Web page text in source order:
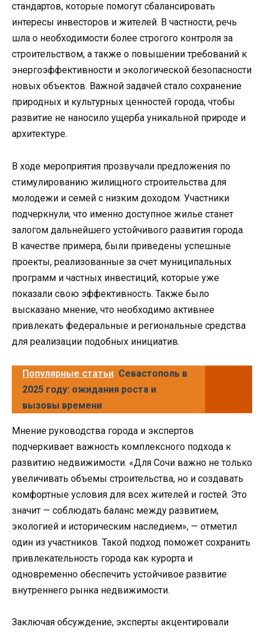
стандартов, которые помогут сбалансировать
интересы инвесторов и жителей. В частности, речь
шла о необходимости более строгого контроля за
строительством, а также о повышении требований к
энергоэффективности и экологической безопасности
новых объектов. Важной задачей стало сохранение
природных и культурных ценностей города, чтобы
развитие не наносило ущерба уникальной природе и
архитектуре.
В ходе мероприятия прозвучали предложения по
стимулированию жилищного строительства для
молодежи и семей с низким доходом. Участники
подчеркнули, что именно доступное жилье станет
залогом дальнейшего устойчивого развития города.
В качестве примера, были приведены успешные
проекты, реализованные за счет муниципальных
программ и частных инвестиций, которые уже
показали свою эффективность. Также было
высказано мнение, что необходимо активнее
привлекать федеральные и региональные средства
для реализации подобных инициатив.
Популярные статьи Севастополь в
2025 году: ожидания роста и
вызовы времени
Мнение руководства города и экспертов
подчеркивает важность комплексного подхода к
развитию недвижимости. «Для Сочи важно не только
увеличивать объемы строительства, но и создавать
комфортные условия для всех жителей и гостей. Это
значит — соблюдать баланс между развитием,
экологией и историческим наследием», — отметил
один из участников. Такой подход поможет сохранить
привлекательность города как курорта и
одновременно обеспечить устойчивое развитие
внутреннего рынка недвижимости.
Заключая обсуждение, эксперты акцентировали